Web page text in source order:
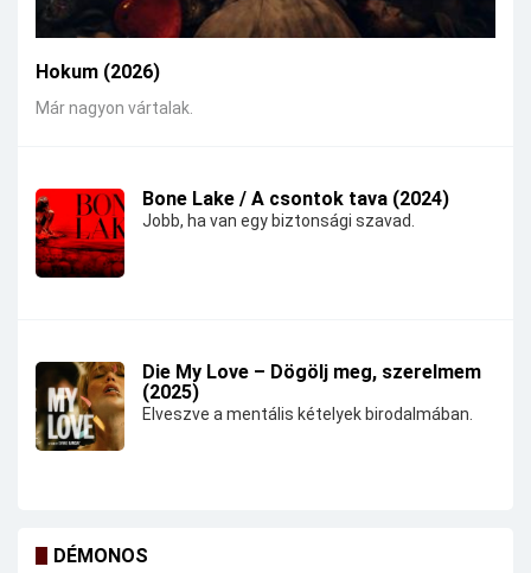
Hokum (2026)
Már nagyon vártalak.
Bone Lake / A csontok tava (2024)
Jobb, ha van egy biztonsági szavad.
Die My Love – Dögölj meg, szerelmem
(2025)
Elveszve a mentális kételyek birodalmában.
DÉMONOS